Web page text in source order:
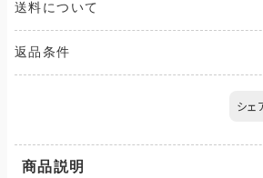
送料について
じて異なります。
また、複数の商品を同時にご購入された
ご購入のお手続きの際、「お届け先入力
配送・送料について
返品条件
14日以内にQTnetお客さまセンターに
交換または返品とさせていただきます。（
シェ
商品説明